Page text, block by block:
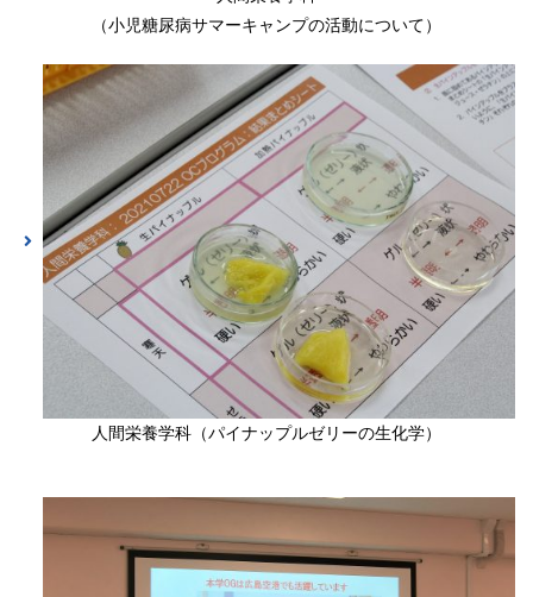
（小児糖尿病サマーキャンプの活動について）
人間栄養学科（パイナップルゼリーの生化学）